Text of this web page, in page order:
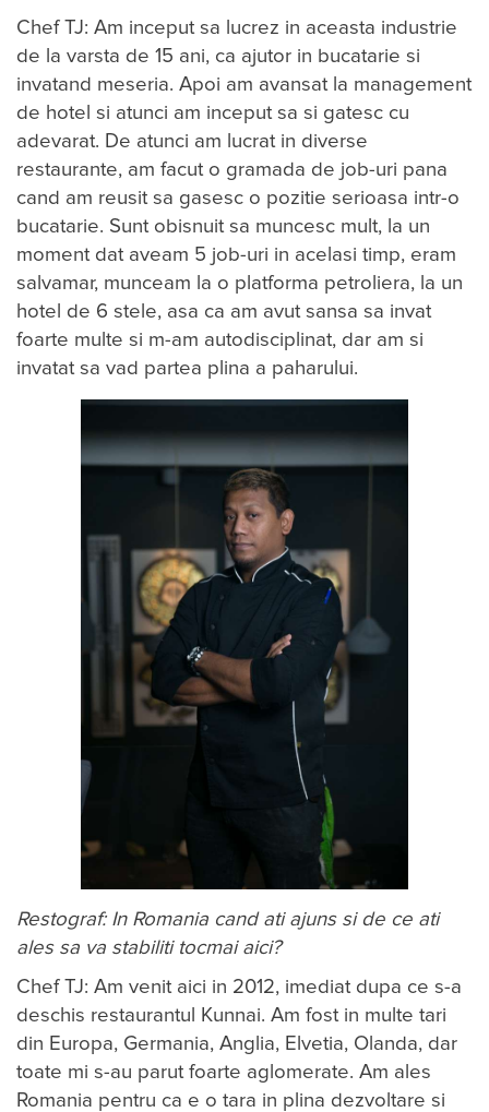
Chef TJ: Am inceput sa lucrez in aceasta industrie
de la varsta de 15 ani, ca ajutor in bucatarie si
invatand meseria. Apoi am avansat la management
de hotel si atunci am inceput sa si gatesc cu
adevarat. De atunci am lucrat in diverse
restaurante, am facut o gramada de job-uri pana
cand am reusit sa gasesc o pozitie serioasa intr-o
bucatarie. Sunt obisnuit sa muncesc mult, la un
moment dat aveam 5 job-uri in acelasi timp, eram
salvamar, munceam la o platforma petroliera, la un
hotel de 6 stele, asa ca am avut sansa sa invat
foarte multe si m-am autodisciplinat, dar am si
invatat sa vad partea plina a paharului.
Restograf: In Romania cand ati ajuns si de ce ati
ales sa va stabiliti tocmai aici?
Chef TJ: Am venit aici in 2012, imediat dupa ce s-a
deschis restaurantul Kunnai. Am fost in multe tari
din Europa, Germania, Anglia, Elvetia, Olanda, dar
toate mi s-au parut foarte aglomerate. Am ales
Romania pentru ca e o tara in plina dezvoltare si